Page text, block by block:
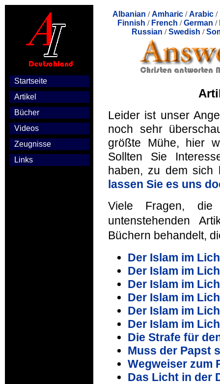
Startseite
Artikel
Bücher
Videos
Zeugnisse
Links
Albanian /Amharic/Arabic/
Finnish / French /German /
Russian /Swedish /
Leider ist unser
noch sehr
größte Mühe, hier
Sollten Sie
haben, zu dem sich
lassen Sie es uns
Viele Fragen,
untenstehenden
Büchern behandelt,
Der Islam im
Der Islam im
Der Islam im
Der Islam im
Der Islam im
Der Islam im
Die Strafe für
Muss der Papst
Wegweiser zum
Das Licht in der